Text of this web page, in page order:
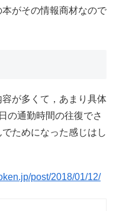
がその情報商材なので
が多くて，あまり具体
の通勤時間の往復でさ
ためになった感じはし
post/2018/01/12/